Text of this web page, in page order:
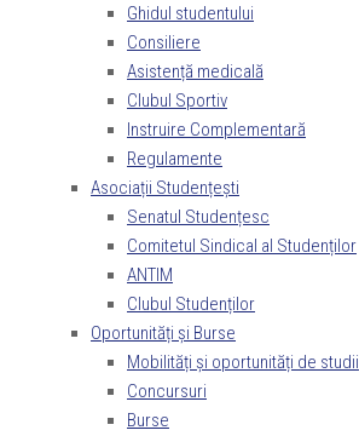
Ghidul studentului
Consiliere
Asistență medicală
Clubul Sportiv
Instruire Complementară
Regulamente
Asociații Studențești
Senatul Studențesc
Comitetul Sindical al Studenților
ANTIM
Clubul Studenților
Oportunități și Burse
Mobilități și oportunități de studii
Concursuri
Burse